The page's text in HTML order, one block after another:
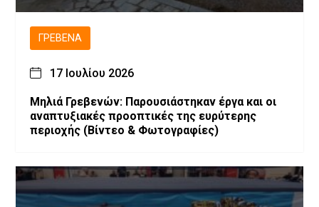
ΓΡΕΒΕΝΆ
17 Ιουλίου 2026
Μηλιά Γρεβενών: Παρουσιάστηκαν έργα και οι
αναπτυξιακές προοπτικές της ευρύτερης
περιοχής (Bίντεο & Φωτογραφίες)